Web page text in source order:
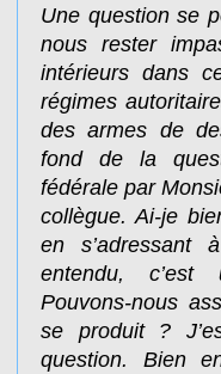
Une question se
nous rester
intérieurs dans
régimes
des armes de
fond de la
fédérale par
collègue. Ai-je
en s’adressant
entendu,
Pouvons-nous
se produit ?
question. Bien